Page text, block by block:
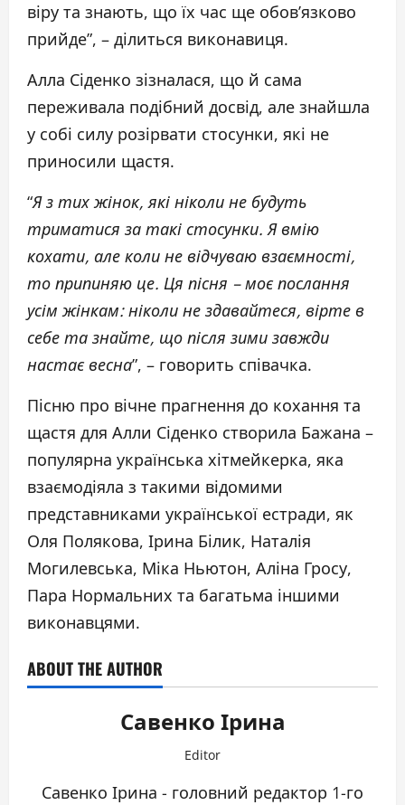
віру та знають, що їх час ще обов’язково
прийде”, – ділиться виконавиця.
Алла Сіденко зізналася, що й сама
переживала подібний досвід, але знайшла
у собі силу розірвати стосунки, які не
приносили щастя.
“Я з тих жінок, які ніколи не будуть
триматися за такі стосунки. Я вмію
кохати, але коли не відчуваю взаємності,
то припиняю це. Ця пісня – моє послання
усім жінкам: ніколи не здавайтеся, вірте в
себе та знайте, що після зими завжди
настає весна”, – говорить співачка.
Пісню про вічне прагнення до кохання та
щастя для Алли Сіденко створила Бажана –
популярна українська хітмейкерка, яка
взаємодіяла з такими відомими
представниками української естради, як
Оля Полякова, Ірина Білик, Наталія
Могилевська, Міка Ньютон, Аліна Гросу,
Пара Нормальних та багатьма іншими
виконавцями.
ABOUT THE AUTHOR
Савенко Ірина
Editor
Савенко Ірина - головний редактор 1-го